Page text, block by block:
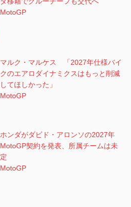
MotoGP
マルク・マルケス 「2027年仕様バイ
クのエアロダイナミクスはもっと削減
してほしかった」
MotoGP
ホンダがダビド・アロンソの2027年
MotoGP契約を発表、所属チームは未
定
MotoGP